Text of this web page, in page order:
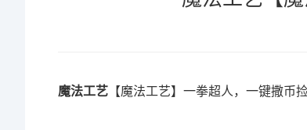
魔法工艺 【魔法工艺】一拳超人，一键撒币